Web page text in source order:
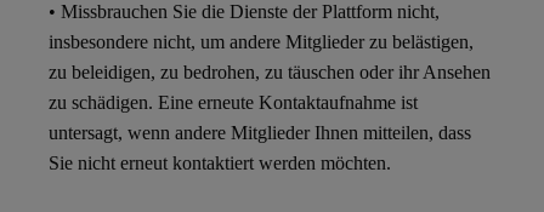
• Missbrauchen Sie die Dienste der Plattform nicht,
insbesondere nicht, um andere Mitglieder zu belästigen,
zu beleidigen, zu bedrohen, zu täuschen oder ihr Ansehen
zu schädigen. Eine erneute Kontaktaufnahme ist
untersagt, wenn andere Mitglieder Ihnen mitteilen, dass
Sie nicht erneut kontaktiert werden möchten.